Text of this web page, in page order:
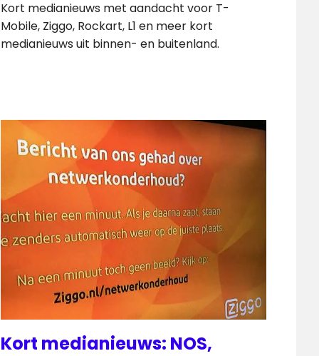
Kort medianieuws met aandacht voor T-
Mobile, Ziggo, Rockart, L1 en meer kort
medianieuws uit binnen- en buitenland.
Kort medianieuws: NOS,